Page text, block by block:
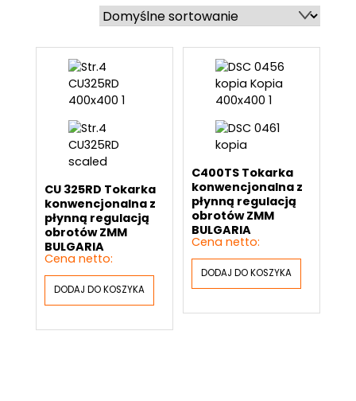
CU 325RD Tokarka
konwencjonalna z
płynną regulacją
obrotów ZMM
BULGARIA
DODAJ DO KOSZYKA
C400TS Tokarka
konwencjonalna z
płynną regulacją
obrotów ZMM
BULGARIA
DODAJ DO KOSZYKA